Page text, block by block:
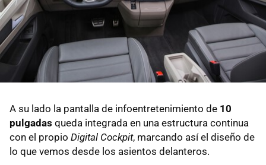
A su lado la pantalla de infoentretenimiento de 10
pulgadas queda integrada en una estructura continua
con el propio Digital Cockpit, marcando así el diseño de
lo que vemos desde los asientos delanteros.